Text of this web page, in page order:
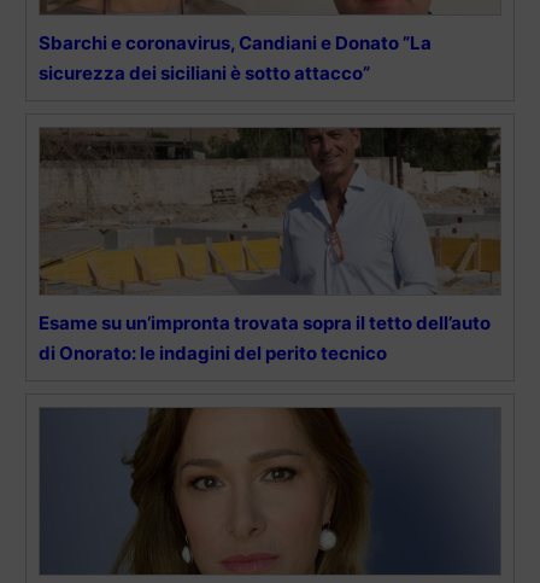
Sbarchi e coronavirus, Candiani e Donato ”La
sicurezza dei siciliani è sotto attacco”
Esame su un’impronta trovata sopra il tetto dell’auto
di Onorato: le indagini del perito tecnico